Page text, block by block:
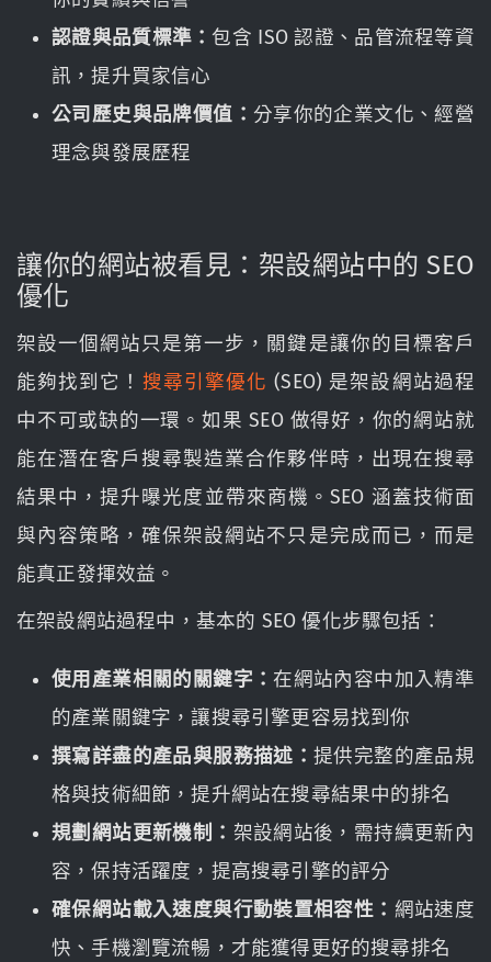
認證與品質標準：包含 ISO 認證、品管流程等資
訊，提升買家信心
公司歷史與品牌價值： 分享你的企業文化、經營
理念與發展歷程
讓你的網站被看見：架設網站中的 SEO
優化
架設一個網站只是第一步，關鍵是讓你的目標客戶
能夠找到它！ 搜尋引擎優化 (SEO) 是架設網站過程
中不可或缺的一環。如果 SEO 做得好，你的網站就
能在潛在客戶搜尋製造業合作夥伴時，出現在搜尋
結果中，提升曝光度並帶來商機。SEO 涵蓋技術面
與內容策略，確保架設網站不只是完成而已，而是
能真正發揮效益。
在架設網站過程中，基本的 SEO 優化步驟包括：
使用產業相關的關鍵字：在網站內容中加入精準
的產業關鍵字，讓搜尋引擎更容易找到你
撰寫詳盡的產品與服務描述：提供完整的產品規
格與技術細節，提升網站在搜尋結果中的排名
規劃網站更新機制： 架設網站後，需持續更新內
容，保持活躍度，提高搜尋引擎的評分
確保網站載入速度與行動裝置相容性： 網站速度
快、手機瀏覽流暢，才能獲得更好的搜尋排名